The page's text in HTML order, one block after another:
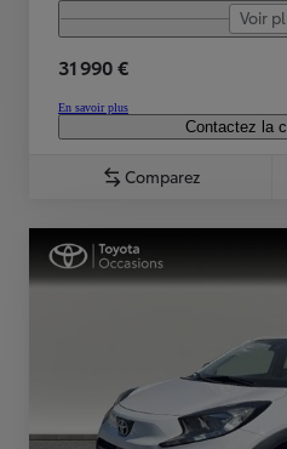
Voir
31 990 €
En savoir plus
Contactez la
Comparez